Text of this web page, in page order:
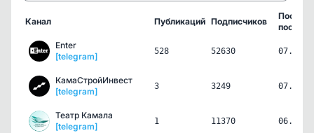
Канал Публикаций Подписчиков
пост
Enter
[telegram]
528 52630
КамаСтройИнвест
[telegram]
3 3249
Театр Камала
[telegram]
1 11370